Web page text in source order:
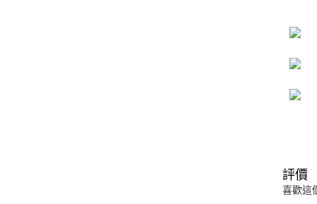
評價
喜歡這